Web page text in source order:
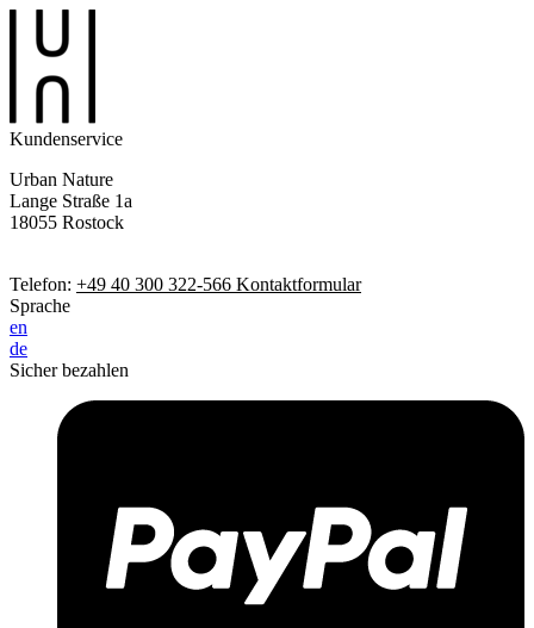
Kundenservice
Urban Nature
Lange Straße 1a
18055 Rostock
Telefon: +49 40 300 322-566 Kontaktformular
Sprache
en
de
Sicher bezahlen